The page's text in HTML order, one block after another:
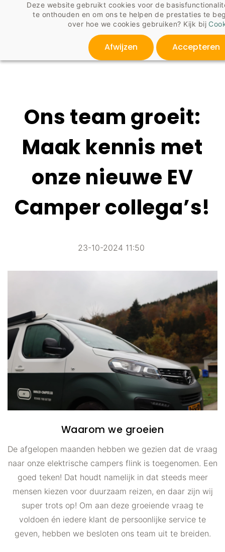
Deze website gebruikt cookies voor de
te onthouden en om ons te helpen de prestaties te
over hoe we cookies gebruiken? Kijk bij
Afwijzen Accepteren
Ons team groeit:
Maak kennis met
onze nieuwe EV
Camper collega’s!
23-10-2024 11:50
Waarom we groeien
De afgelopen maanden hebben we gezien dat de vraag
naar onze elektrische campers flink is toegenomen. Een
goed teken! Dat houdt namelijk in dat steeds meer
mensen kiezen voor duurzaam reizen, en daar zijn wij
super trots op! Om aan deze groeiende vraag te
voldoen én iedere klant de persoonlijke service te
geven, hebben we besloten ons team uit te breiden.